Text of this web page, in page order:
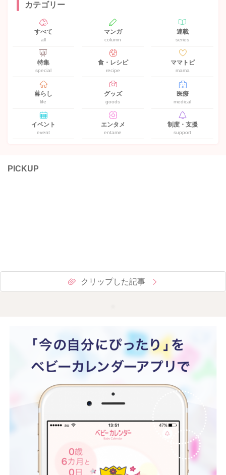
カテゴリー
すべて
all
マンガ
column
連載
series
特集
special
食・レシピ
recipe
ママトピ
mama
暮らし
life
グッズ
goods
医療
medical
イベント
event
エンタメ
entame
制度・支援
support
PICKUP
クリップした記事